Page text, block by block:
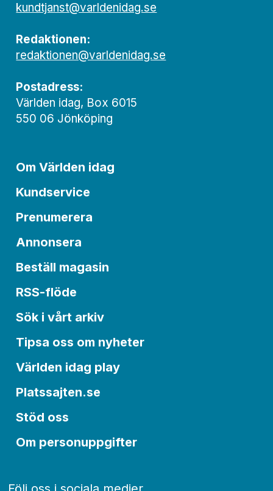
kundtjanst@varldenidag.se
Redaktionen:
redaktionen@varldenidag.se
Postadress:
Världen idag, Box 6015
550 06 Jönköping
Om Världen idag
Kundservice
Prenumerera
Annonsera
Beställ magasin
RSS-flöde
Sök i vårt arkiv
Tipsa oss om nyheter
Världen idag play
Platssajten.se
Stöd oss
Om personuppgifter